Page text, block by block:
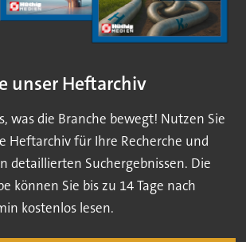
unser Heftarchiv
was die Branche bewegt! Nutzen Sie
Heftarchiv für Ihre Recherche und
detaillierten Suchergebnissen. Die
können Sie bis zu 14 Tage nach
kostenlos lesen.